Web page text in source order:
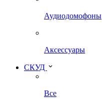
Аудиодомофоны
Аксессуары
СКУД
Все